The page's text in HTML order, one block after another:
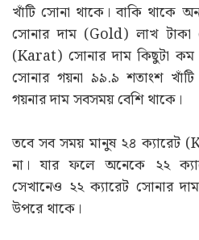
খাঁটি সোনা থাকে। বাকি থাকে
সোনার দাম (Gold) লাখ টাকা
(Karat) সোনার দাম কিছুটা কম
সোনার গয়না ৯৯.৯ শতাংশ
গয়নার দাম সবসময় বেশি থাকে।
তবে সব সময় মানুষ ২৪ ক্যারেট
না। যার ফলে অনেকে ২২
সেখানেও ২২ ক্যারেট সোনার
উপরে থাকে।